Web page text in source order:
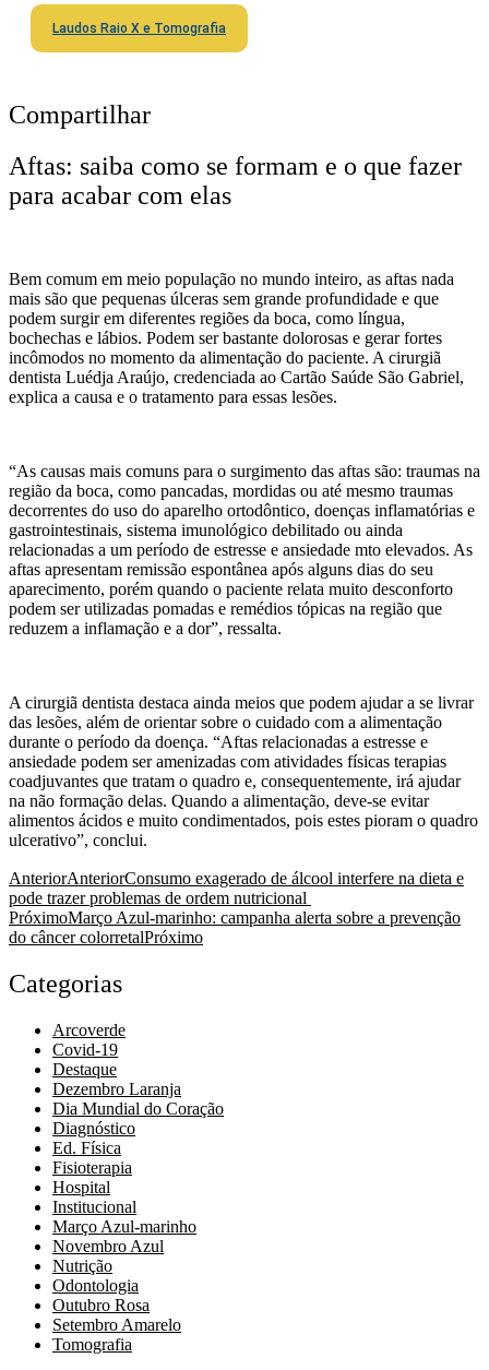
Laudos Raio X e Tomografia
Compartilhar
Aftas: saiba como se formam e o que fazer
para acabar com elas
Bem comum em meio população no mundo inteiro, as aftas nada
mais são que pequenas úlceras sem grande profundidade e que
podem surgir em diferentes regiões da boca, como língua,
bochechas e lábios. Podem ser bastante dolorosas e gerar fortes
incômodos no momento da alimentação do paciente. A cirurgiã
dentista Luédja Araújo, credenciada ao Cartão Saúde São Gabriel,
explica a causa e o tratamento para essas lesões.
“As causas mais comuns para o surgimento das aftas são: traumas na
região da boca, como pancadas, mordidas ou até mesmo traumas
decorrentes do uso do aparelho ortodôntico, doenças inflamatórias e
gastrointestinais, sistema imunológico debilitado ou ainda
relacionadas a um período de estresse e ansiedade mto elevados. As
aftas apresentam remissão espontânea após alguns dias do seu
aparecimento, porém quando o paciente relata muito desconforto
podem ser utilizadas pomadas e remédios tópicas na região que
reduzem a inflamação e a dor”, ressalta.
A cirurgiã dentista destaca ainda meios que podem ajudar a se livrar
das lesões, além de orientar sobre o cuidado com a alimentação
durante o período da doença. “Aftas relacionadas a estresse e
ansiedade podem ser amenizadas com atividades físicas terapias
coadjuvantes que tratam o quadro e, consequentemente, irá ajudar
na não formação delas. Quando a alimentação, deve-se evitar
alimentos ácidos e muito condimentados, pois estes pioram o quadro
ulcerativo”, conclui.
AnteriorAnteriorConsumo exagerado de álcool interfere na dieta e
pode trazer problemas de ordem nutricional
PróximoMarço Azul-marinho: campanha alerta sobre a prevenção
do câncer colorretalPróximo
Categorias
Arcoverde
Covid-19
Destaque
Dezembro Laranja
Dia Mundial do Coração
Diagnóstico
Ed. Física
Fisioterapia
Hospital
Institucional
Março Azul-marinho
Novembro Azul
Nutrição
Odontologia
Outubro Rosa
Setembro Amarelo
Tomografia